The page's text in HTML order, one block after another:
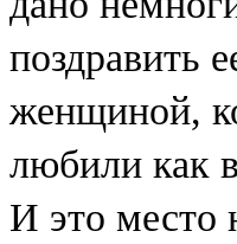
поздравить
женщиной,
любили как
И это место